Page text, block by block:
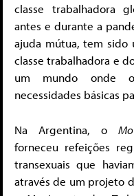
classe trabalhadora
antes e durante a
ajuda mútua, tem sido
classe trabalhadora e
um mundo onde
necessidades básicas
Na Argentina, o
forneceu refeições
transexuais que
através de um projeto